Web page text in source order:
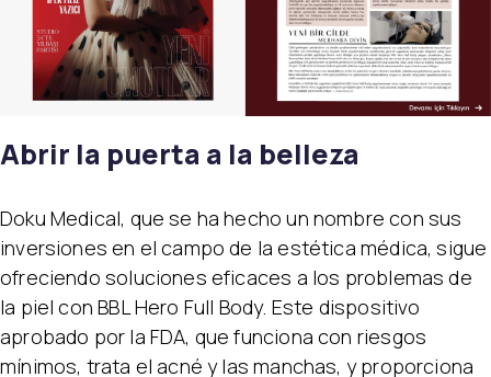
Abrir la puerta a la belleza
Doku Medical, que se ha hecho un nombre con sus
inversiones en el campo de la estética médica, sigue
ofreciendo soluciones eficaces a los problemas de
la piel con BBL Hero Full Body. Este dispositivo
aprobado por la FDA, que funciona con riesgos
mínimos, trata el acné y las manchas, y proporciona